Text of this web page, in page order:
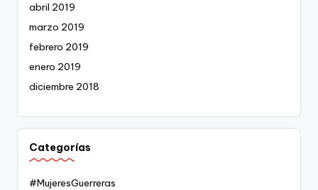
abril 2019
marzo 2019
febrero 2019
enero 2019
diciembre 2018
Categorías
#MujeresGuerreras